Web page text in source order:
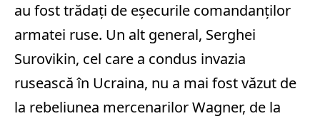
au fost trădați de eșecurile comandanților
armatei ruse. Un alt general, Serghei
Surovikin, cel care a condus invazia
rusească în Ucraina, nu a mai fost văzut de
la rebeliunea mercenarilor Wagner, de la